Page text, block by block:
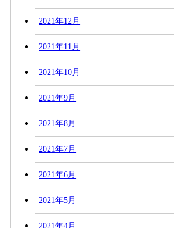
2021年12月
2021年11月
2021年10月
2021年9月
2021年8月
2021年7月
2021年6月
2021年5月
2021年4月